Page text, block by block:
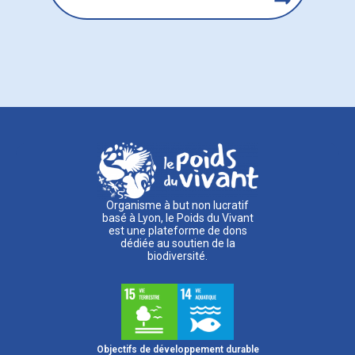
Organisme à but non lucratif
basé à Lyon, le Poids du Vivant
est une plateforme de dons
dédiée au soutien de la
biodiversité.
Objectifs de développement durable